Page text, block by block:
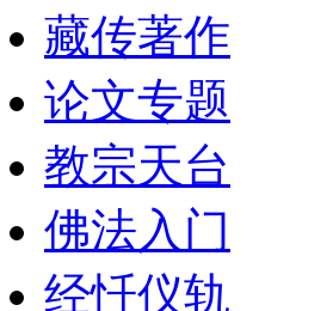
藏传著作
论文专题
教宗天台
佛法入门
经忏仪轨